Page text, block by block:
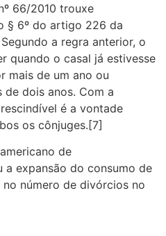
66/2010 trouxe
§ 6º do artigo 226 da
a regra anterior, o
quando o casal já estivesse
mais de um ano ou
dois anos. Com a
é a vontade
os cônjuges.[7]
de
a expansão do consumo de
número de divórcios no